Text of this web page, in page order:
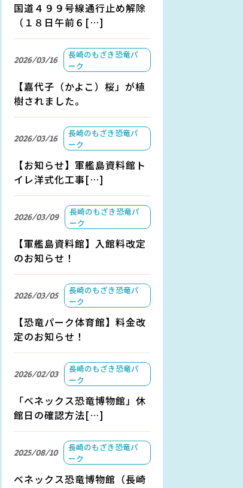
国道４９９号線通行止め解除
（１８日午前６[…]
2026/03/16
長崎のもざき恐竜パ
ーク
【嘉代子（かよこ）桜」が植
樹されました。
2026/03/16
長崎のもざき恐竜パ
ーク
【お知らせ】軍艦島資料館ト
イレ洋式化工事[…]
2026/03/09
長崎のもざき恐竜パ
ーク
【軍艦島資料館】入館料改定
のお知らせ！
2026/03/05
長崎のもざき恐竜パ
ーク
【恐竜パーク体育館】料金改
定のお知らせ！
2026/02/03
長崎のもざき恐竜パ
ーク
「ベネックス恐竜博物館」休
館日の確認方法[…]
2025/08/10
長崎のもざき恐竜パ
ーク
ベネックス恐竜博物館（長崎